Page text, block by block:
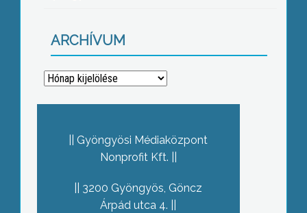
ARCHÍVUM
Archívum
Gyöngyösi Médiaközpont
Nonprofit Kft.
3200 Gyöngyös, Göncz
Árpád utca 4.